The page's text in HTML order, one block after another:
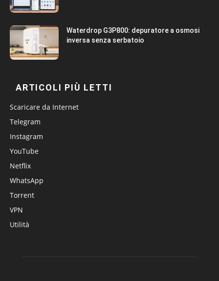
Waterdrop G3P800: depuratore a osmosi
inversa senza serbatoio
ARTICOLI PIÙ LETTI
Scaricare da Internet
Telegram
Instagram
YouTube
Netflix
WhatsApp
Torrent
VPN
Utilità